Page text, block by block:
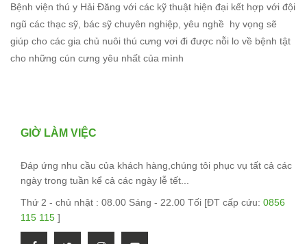
Bệnh viện thú y Hải Đăng với các kỹ thuật hiện đại kết hợp với đội
ngũ các thạc sỹ, bác sỹ chuyên nghiệp, yêu nghề hy vọng sẽ
giúp cho các gia chủ nuôi thú cưng vơi đi được nỗi lo về bệnh tật
cho những cún cưng yêu nhất của mình
GIỜ LÀM VIỆC
Đáp ứng nhu cầu của khách hàng,chúng tôi phục vụ tất cả các
ngày trong tuần kể cả các ngày lễ tết...
Thứ 2 - chủ nhật : 08.00 Sáng - 22.00 Tối [ĐT cấp cứu: 0856
115 115 ]